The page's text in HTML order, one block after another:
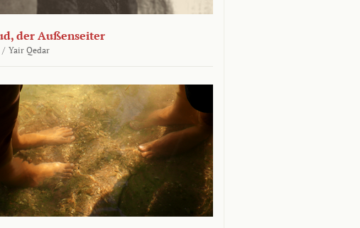
der Außenseiter
/ Yair Qedar